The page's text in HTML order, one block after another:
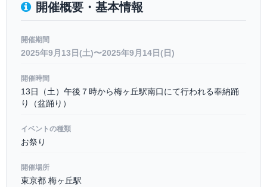
開催概要・基本情報
開催期間
2025年9月13日(土)〜2025年9月14日(日)
開催時間
13日（土）午後７時から梅ヶ丘駅南口にて行われる奉納踊
り（盆踊り）
イベントの種類
お祭り
開催場所
東京都 梅ヶ丘駅